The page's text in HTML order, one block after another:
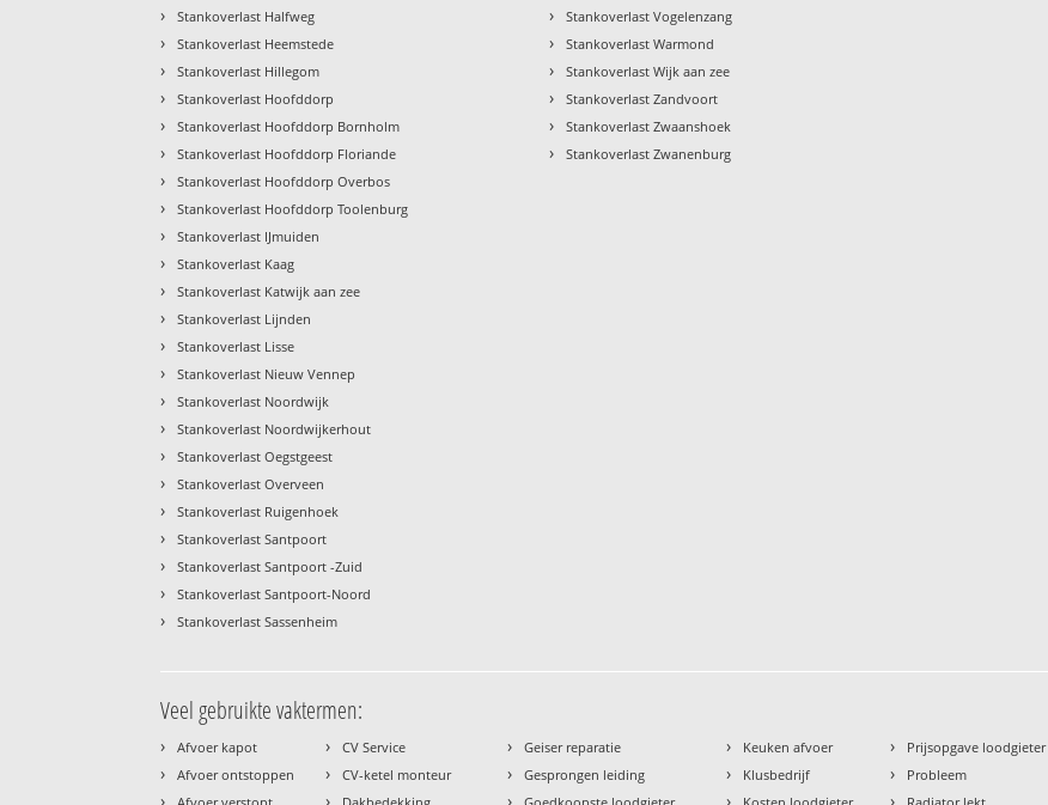
› Stankoverlast Halfweg
› Stankoverlast Heemstede
› Stankoverlast Hillegom
› Stankoverlast Hoofddorp
› Stankoverlast Hoofddorp Bornholm
› Stankoverlast Hoofddorp Floriande
› Stankoverlast Hoofddorp Overbos
› Stankoverlast Hoofddorp Toolenburg
› Stankoverlast IJmuiden
› Stankoverlast Kaag
› Stankoverlast Katwijk aan zee
› Stankoverlast Lijnden
› Stankoverlast Lisse
› Stankoverlast Nieuw Vennep
› Stankoverlast Noordwijk
› Stankoverlast Noordwijkerhout
› Stankoverlast Oegstgeest
› Stankoverlast Overveen
› Stankoverlast Ruigenhoek
› Stankoverlast Santpoort
› Stankoverlast Santpoort -Zuid
› Stankoverlast Santpoort-Noord
› Stankoverlast Sassenheim
› Stankoverlast Vogelenzang
› Stankoverlast Warmond
› Stankoverlast Wijk aan zee
› Stankoverlast Zandvoort
› Stankoverlast Zwaanshoek
› Stankoverlast Zwanenburg
Veel gebruikte vaktermen:
› Afvoer kapot
› Afvoer ontstoppen
›
› CV Service
› CV-ketel monteur
›
› Geiser reparatie
› Gesprongen leiding
›
› Keuken afvoer
› Klusbedrijf
›
› Prijsopgave loodgieter
› Probleem
›